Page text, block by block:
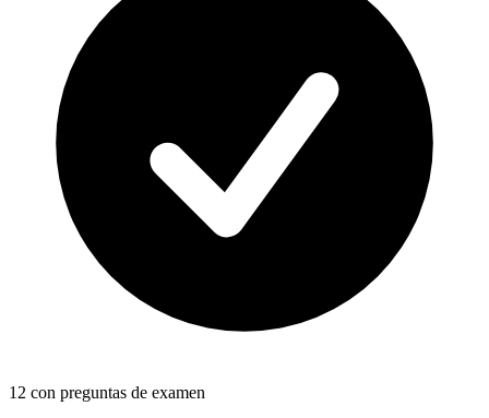
12 con preguntas de examen